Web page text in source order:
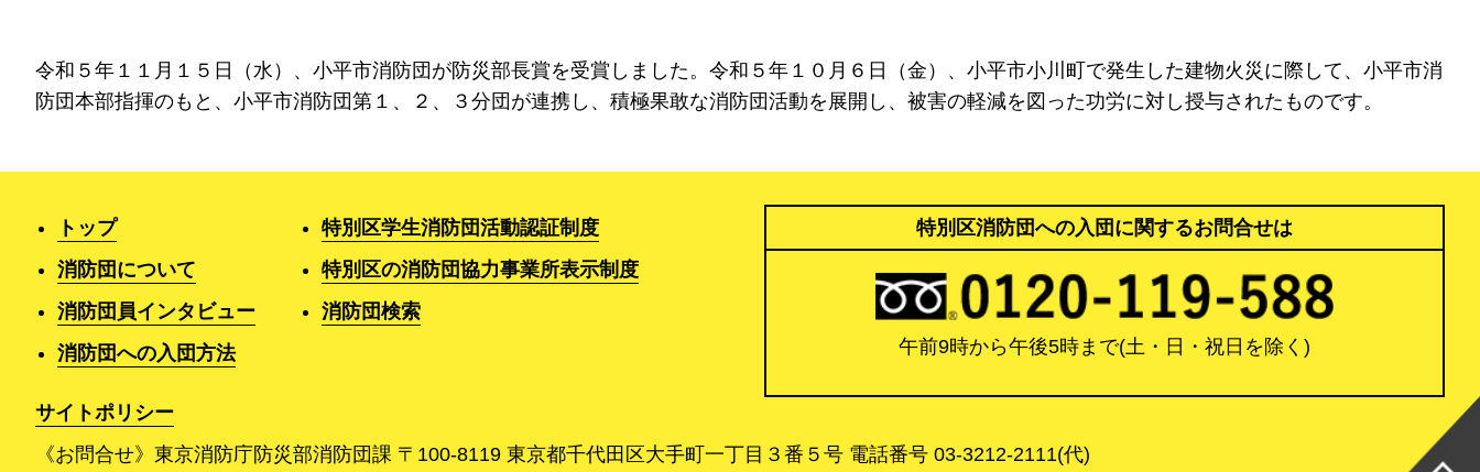
令和５年１１月１５日（水）、小平市消防団が防災部長賞を受賞しました。令和５年１０月６日（金）、小平市小川町で発生した建物火災に際して、小平市消
防団本部指揮のもと、小平市消防団第１、２、３分団が連携し、積極果敢な消防団活動を展開し、被害の軽減を図った功労に対し授与されたものです。
トップ
消防団について
消防団員インタビュー
消防団への入団方法
特別区学生消防団活動認証制度
特別区の消防団協力事業所表示制度
消防団検索
特別区消防団への入団に関するお問合せは
午前9時から午後5時まで(土・日・祝日を除く)
サイトポリシー
《お問合せ》東京消防庁防災部消防団課 〒100-8119 東京都千代田区大手町一丁目３番５号 電話番号 03-3212-2111(代)